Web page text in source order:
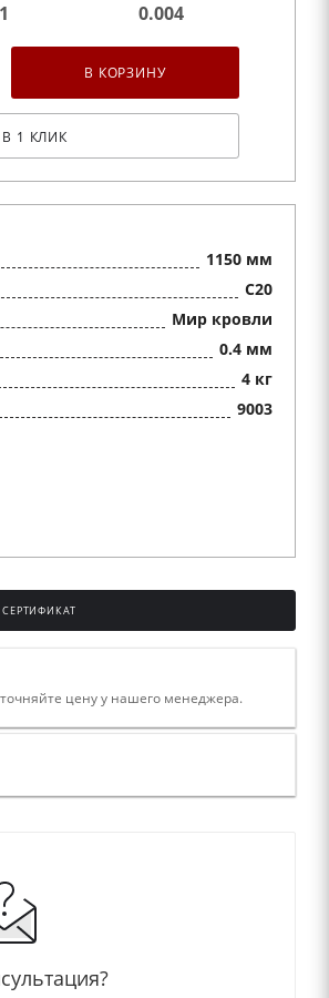
1
0.004
В КОРЗИНУ
1 КЛИК
1150 мм
C20
Мир кровли
0.4 мм
4 кг
9003
цену у нашего менеджера.